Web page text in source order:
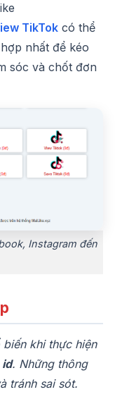
TikTok có thể
nhất để kéo
sóc và chốt đơn
Instagram đến
khi thực hiện
id. Những thông
tránh sai sót.